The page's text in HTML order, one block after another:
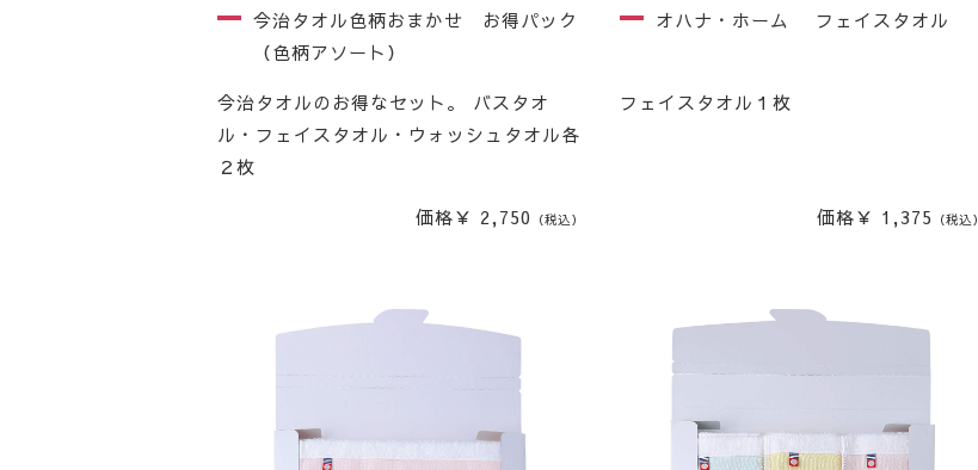
今治タオル色柄おまかせ お得パック
（色柄アソート）
今治タオルのお得なセット。 バスタオ
ル・フェイスタオル・ウォッシュタオル各
２枚
価格￥ 2,750 （税込）
オハナ・ホーム フェイスタオル
フェイスタオル１枚
価格￥ 1,375 （税込）